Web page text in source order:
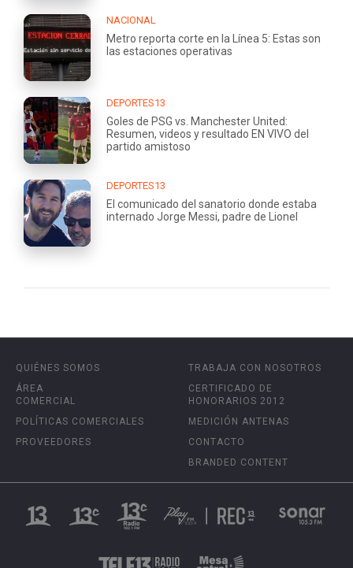
NACIONAL
Metro reporta corte en la Línea 5: Estas son
las estaciones operativas
DEPORTES13
Goles de PSG vs. Manchester United:
Resumen, videos y resultado EN VIVO del
partido amistoso
DEPORTES13
El comunicado del sanatorio donde estaba
internado Jorge Messi, padre de Lionel
QUIÉNES SOMOS
ÁREA
COMERCIAL
POLÍTICAS COMERCIALES
PROVEEDORES
TRABAJA CON NOSOTROS
CERTIFICADO DE
HONORARIOS 2012
MEDICIÓN ANTENAS
CONTACTO
BRANDED CONTENT